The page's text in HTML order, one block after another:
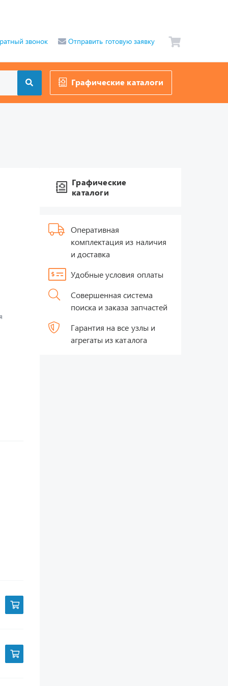
звонок Отправить готовую заявку
Графические каталоги
Графические
каталоги
Оперативная
комплектация из наличия
и доставка
Удобные условия оплаты
Совершенная система
поиска и заказа запчастей
Гарантия на все узлы и
агрегаты из каталога